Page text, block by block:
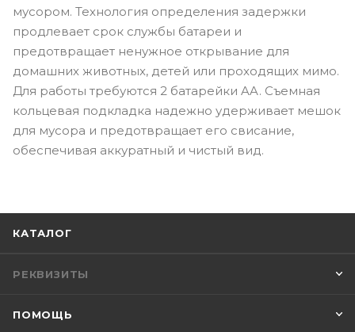
мусором. Технология определения задержки
продлевает срок службы батареи и
предотвращает ненужное открывание для
домашних животных, детей или проходящих мимо.
Для работы требуются 2 батарейки AA. Съемная
кольцевая подкладка надежно удерживает мешок
для мусора и предотвращает его свисание,
обеспечивая аккуратный и чистый вид.
КАТАЛОГ
РЕКВИЗИТЫ
ПОМОЩЬ